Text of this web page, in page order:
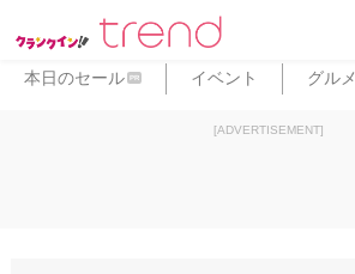
本日のセール PR イベント グルメ
[ADVERTISEMENT]